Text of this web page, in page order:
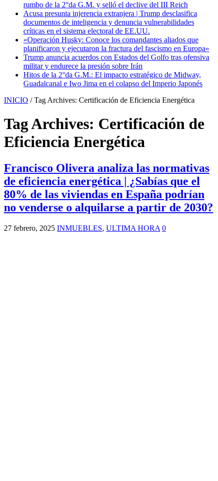
rumbo de la 2°da G.M. y selló el declive del III Reich
Acusa presunta injerencia extranjera | Trump desclasifica
documentos de inteligencia y denuncia vulnerabilidades
críticas en el sistema electoral de EE.UU.
«Operación Husky: Conoce los comandantes aliados que
planificaron y ejecutaron la fractura del fascismo en Europa»
Trump anuncia acuerdos con Estados del Golfo tras ofensiva
militar y endurece la presión sobre Irán
Hitos de la 2°da G.M.: El impacto estratégico de Midway,
Guadalcanal e Iwo Jima en el colapso del Imperio Japonés
INICIO / Tag Archives: Certificación de Eficiencia Energética
Tag Archives: Certificación de
Eficiencia Energética
Francisco Olivera analiza las normativas
de eficiencia energética | ¿Sabías que el
80% de las viviendas en España podrían
no venderse o alquilarse a partir de 2030?
27 febrero, 2025 INMUEBLES, ULTIMA HORA 0